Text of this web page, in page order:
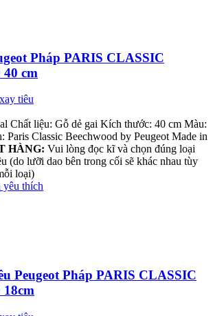
Pháp PARIS CLASSIC
cm
tiêu
Chất liệu: Gỗ dẻ gai Kích thước: 40 cm Màu:
Paris Classic Beechwood by Peugeot Made in
HÀNG: Vui lòng đọc kĩ và chọn đúng loại
(do lưỡi dao bên trong cối sẽ khác nhau tùy
loại)
yêu thích
Peugeot Pháp PARIS CLASSIC